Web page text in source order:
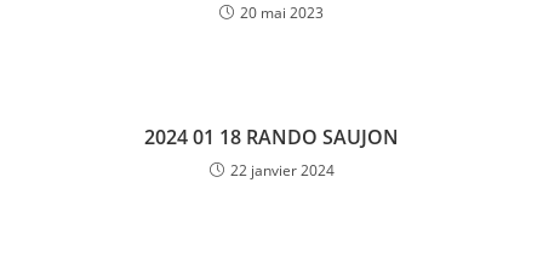
20 mai 2023
2024 01 18 RANDO SAUJON
22 janvier 2024